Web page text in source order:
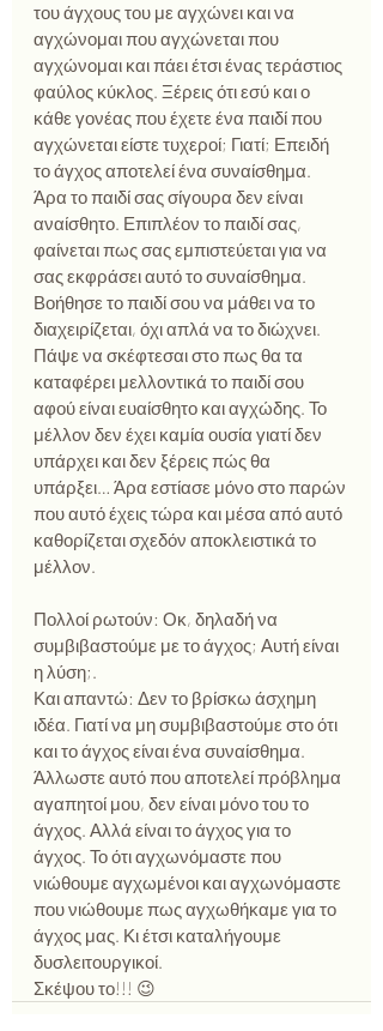
του άγχους του με αγχώνει και να
αγχώνομαι που αγχώνεται που
αγχώνομαι και πάει έτσι ένας τεράστιος
φαύλος κύκλος. Ξέρεις ότι εσύ και ο
κάθε γονέας που έχετε ένα παιδί που
αγχώνεται είστε τυχεροί; Γιατί; Επειδή
το άγχος αποτελεί ένα συναίσθημα.
Άρα το παιδί σας σίγουρα δεν είναι
αναίσθητο. Επιπλέον το παιδί σας,
φαίνεται πως σας εμπιστεύεται για να
σας εκφράσει αυτό το συναίσθημα.
Βοήθησε το παιδί σου να μάθει να το
διαχειρίζεται, όχι απλά να το διώχνει.
Πάψε να σκέφτεσαι στο πως θα τα
καταφέρει μελλοντικά το παιδί σου
αφού είναι ευαίσθητο και αγχώδης. Το
μέλλον δεν έχει καμία ουσία γιατί δεν
υπάρχει και δεν ξέρεις πώς θα
υπάρξει… Άρα εστίασε μόνο στο παρών
που αυτό έχεις τώρα και μέσα από αυτό
καθορίζεται σχεδόν αποκλειστικά το
μέλλον.
Πολλοί ρωτούν: Οκ, δηλαδή να
συμβιβαστούμε με το άγχος; Αυτή είναι
η λύση;.
Και απαντώ: Δεν το βρίσκω άσχημη
ιδέα. Γιατί να μη συμβιβαστούμε στο ότι
και το άγχος είναι ένα συναίσθημα.
Άλλωστε αυτό που αποτελεί πρόβλημα
αγαπητοί μου, δεν είναι μόνο του το
άγχος. Αλλά είναι το άγχος για το
άγχος. Το ότι αγχωνόμαστε που
νιώθουμε αγχωμένοι και αγχωνόμαστε
που νιώθουμε πως αγχωθήκαμε για το
άγχος μας. Κι έτσι καταλήγουμε
δυσλειτουργικοί.
Σκέψου το!!! 😉